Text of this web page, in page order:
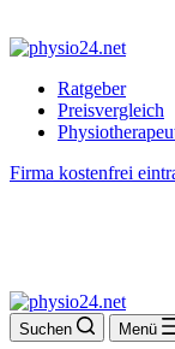
Ratgeber
Preisvergleich
Firma kostenfrei
Suchen Menü